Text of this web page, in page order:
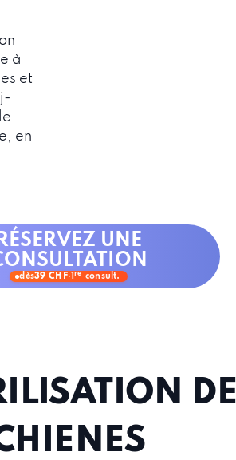
à
et
en
UNE
dès39 CHF·1re consult.